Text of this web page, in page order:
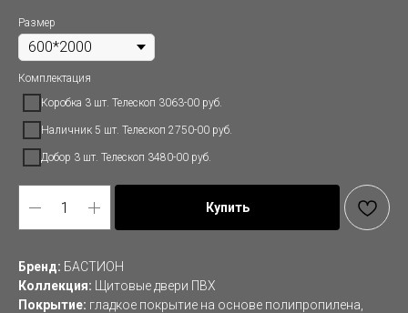
Размер
Комплектация
Коробка 3 шт. Телескоп 3063-00 руб.
Наличник 5 шт. Телескоп 2750-00 руб.
Добор 3 шт. Телескоп 3480-00 руб.
Купить
Бренд: БАСТИОН
Коллекция: Щитовые двери ПВХ
Покрытие: гладкое покрытие на основе полипропилена,